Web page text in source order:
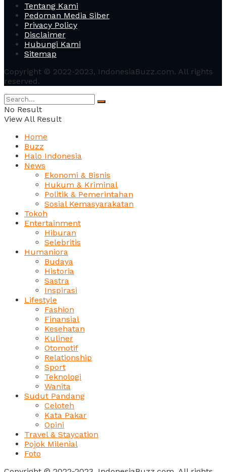
Tentang Kami
Pedoman Media Siber
Privacy Policy
Disclaimer
Hubungi Kami
Sitemap
Copyright © 2022-2023, IndonesiaBuzz.com. All rights
reserved.
No Result
View All Result
Home
Buzz
Halo Indonesia
News
Ekonomi & Bisnis
Hukum & Kriminal
Politik & Pemerintahan
Sosial Kemasyarakatan
Tokoh
Entertainment
Hiburan
Selebritis
Humaniora
Budaya
Historia
Sastra
Inspirasi
Lifestyle
Fashion
Finansial
Kesehatan
Kuliner
Otomotif
Relationship
Sport
Teknologi
Wanita
Sudut Pandang
Celoteh
Kata Pakar
Opini
Travel & Staycation
Pojok Milenial
Foto